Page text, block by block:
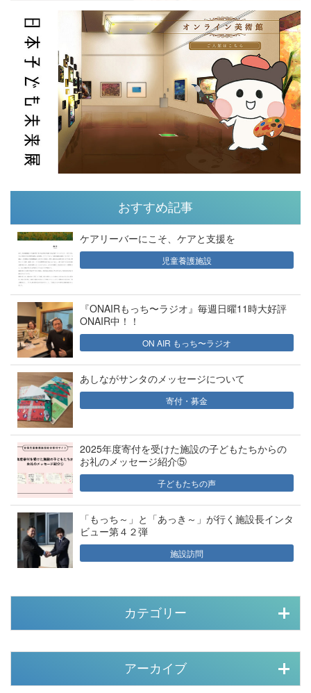
おすすめ記事
ケアリーバーにこそ、ケアと支援を
児童養護施設
『ONAIRもっち〜ラジオ』毎週日曜11時大好評
ONAIR中！！
ON AIR もっち〜ラジオ
あしながサンタのメッセージについて
寄付・募金
2025年度寄付を受けた施設の子どもたちからの
お礼のメッセージ紹介⑤
子どもたちの声
「もっち～」と「あっき～」が行く施設長インタ
ビュー第４２弾
施設訪問
カテゴリー
アーカイブ